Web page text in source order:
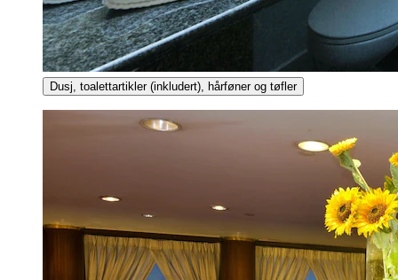
Dusj, toalettartikler (inkludert), hårføner og tøfler